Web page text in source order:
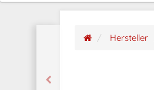
Hersteller